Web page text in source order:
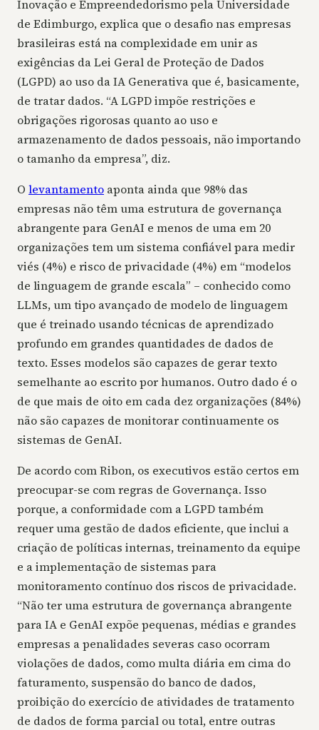
Inovação e Empreendedorismo pela Universidade
de Edimburgo, explica que o desafio nas empresas
brasileiras está na complexidade em unir as
exigências da Lei Geral de Proteção de Dados
(LGPD) ao uso da IA Generativa que é, basicamente,
de tratar dados. “A LGPD impõe restrições e
obrigações rigorosas quanto ao uso e
armazenamento de dados pessoais, não importando
o tamanho da empresa”, diz.
O levantamento aponta ainda que 98% das
empresas não têm uma estrutura de governança
abrangente para GenAI e menos de uma em 20
organizações tem um sistema confiável para medir
viés (4%) e risco de privacidade (4%) em “modelos
de linguagem de grande escala” – conhecido como
LLMs, um tipo avançado de modelo de linguagem
que é treinado usando técnicas de aprendizado
profundo em grandes quantidades de dados de
texto. Esses modelos são capazes de gerar texto
semelhante ao escrito por humanos. Outro dado é o
de que mais de oito em cada dez organizações (84%)
não são capazes de monitorar continuamente os
sistemas de GenAI.
De acordo com Ribon, os executivos estão certos em
preocupar-se com regras de Governança. Isso
porque, a conformidade com a LGPD também
requer uma gestão de dados eficiente, que inclui a
criação de políticas internas, treinamento da equipe
e a implementação de sistemas para
monitoramento contínuo dos riscos de privacidade.
“Não ter uma estrutura de governança abrangente
para IA e GenAI expõe pequenas, médias e grandes
empresas a penalidades severas caso ocorram
violações de dados, como multa diária em cima do
faturamento, suspensão do banco de dados,
proibição do exercício de atividades de tratamento
de dados de forma parcial ou total, entre outras